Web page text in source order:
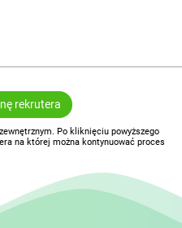
rekrutera
Po kliknięciu powyższego
na której można kontynuować proces